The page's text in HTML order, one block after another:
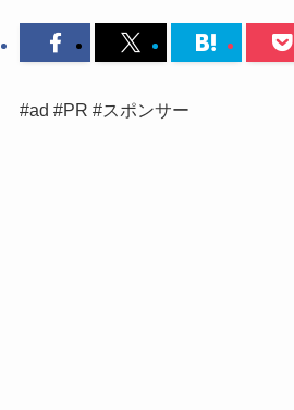
#ad #PR #スポンサー